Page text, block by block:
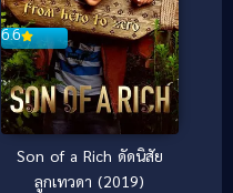
6.6
Son of a Rich ดัดนิสัย
ลูกเทวดา (2019)